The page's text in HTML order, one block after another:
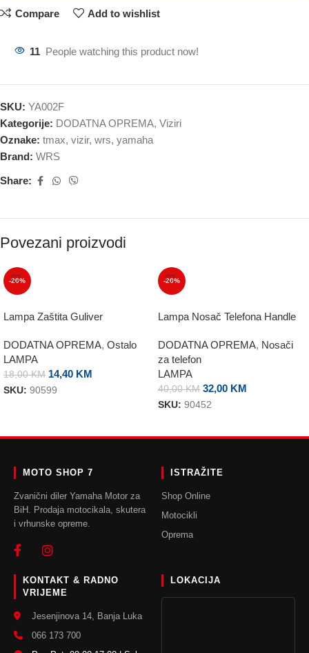
Compare Add to wishlist
11 People watching this product now!
SKU: YA002F
Kategorije: DODATNA OPREMA, Viziri
Oznake: tmax, vizir, wrs, yamaha
Brand: WRS
Share:
Povezani proizvodi
-20%
Lampa Zaštita Guliver
DODATNA OPREMA, Ostalo
LAMPA
18,00KM 14,40 KM
SKU: 90599
-20%
Lampa Nosač Telefona Handle
DODATNA OPREMA, Nosači
za telefon
LAMPA
40,00KM 32,00 KM
SKU: 90452
MOTO SHOP 7
Zvanični diler Yamaha Motor za
BiH. Prodaja motocikala, skutera
i vrhunske opreme.
ISTRAŽITE
Shop Online
Motocikli
Oprema
KONTAKT & RADNO
VRIJEME
Jesenjinova 14, Banja Luka
066 173 700
LOKACIJA